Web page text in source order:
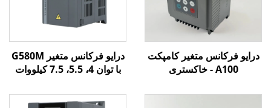
درایو فرکانس متغیر کامپکت
A100 - خاکستری
درایو فرکانس متغیر G580M
با توان 4، 5.5، 7.5 کیلووات